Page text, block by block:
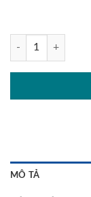
Tủ kho nan 6 tầng
MÔ TẢ